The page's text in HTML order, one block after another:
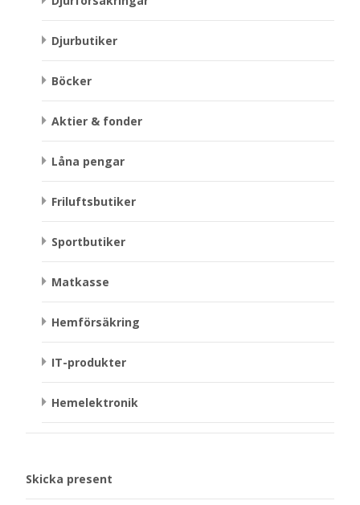
Djurbutiker
Böcker
Aktier & fonder
Låna pengar
Friluftsbutiker
Sportbutiker
Matkasse
Hemförsäkring
IT-produkter
Hemelektronik
Skicka present